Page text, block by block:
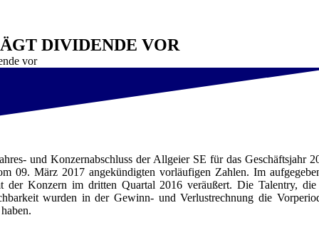
DIVIDENDE VOR
vor
und Konzernabschluss der Allgeier SE für das Geschäftsjahr
09. März 2017 angekündigten vorläufigen Zahlen. Im
Konzern im dritten Quartal 2016 veräußert. Die Talentry,
wurden in der Gewinn- und Verlustrechnung die